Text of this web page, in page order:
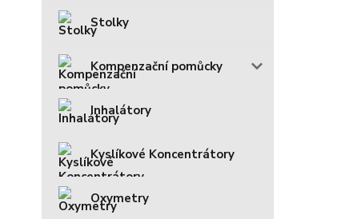
Stolky
Kompenzační pomůcky
Inhalátory
Kyslíkové Koncentrátory
Oxymetry